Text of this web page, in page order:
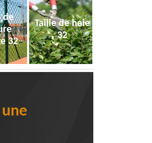
de
32
Taille de haie
32